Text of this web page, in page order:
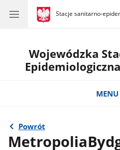
gov.pl
Stacje sanitarno-
gov.pl
Stacje
Wojewódzka
MENU
Powrót